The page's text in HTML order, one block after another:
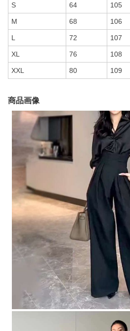
S 64 105
M 68 106
L 72 107
XL 76 108
XXL 80 109
商品画像